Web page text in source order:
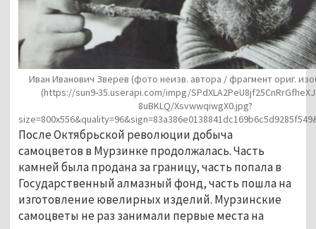
Иван Иванович Зверев (фото неизв. автора / фрагмент ориг.
(https://sun9-35.userapi.com/impg/
8uBKLQ/XsvwwqiwgX0.jpg?
После Октябрьской революции добыча
самоцветов в Мурзинке продолжалась. Часть
камней была продана за границу, часть попала в
Государственный алмазный фонд, часть пошла на
изготовление ювелирных изделий. Мурзинские
самоцветы не раз занимали первые места на